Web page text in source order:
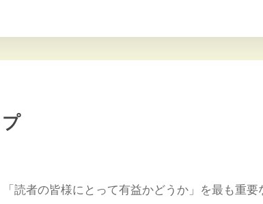
読者の皆様にとって有益かどうか」を最も重